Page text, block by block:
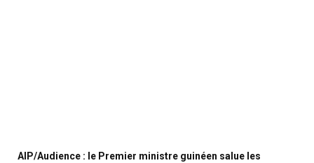
AIP/Audience : le Premier ministre guinéen salue les